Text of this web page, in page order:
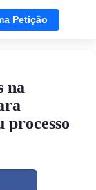
Petição
na
processo